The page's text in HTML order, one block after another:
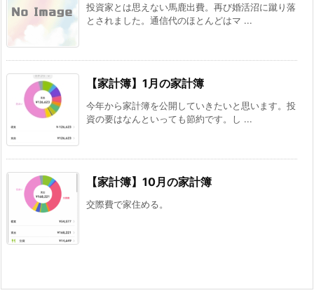
投資家とは思えない馬鹿出費。再び婚活沼に蹴り落
とされました。通信代のほとんどはマ ...
【家計簿】1月の家計簿
今年から家計簿を公開していきたいと思います。投
資の要はなんといっても節約です。し ...
【家計簿】10月の家計簿
交際費で家住める。